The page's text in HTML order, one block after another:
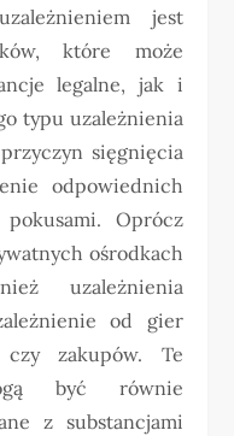
jest
które może
legalne, jak i
typu uzależnienia
sięgnięcia
odpowiednich
Oprócz
ośrodkach
uzależnienia
od gier
czy zakupów. Te
być równie
z substancjami